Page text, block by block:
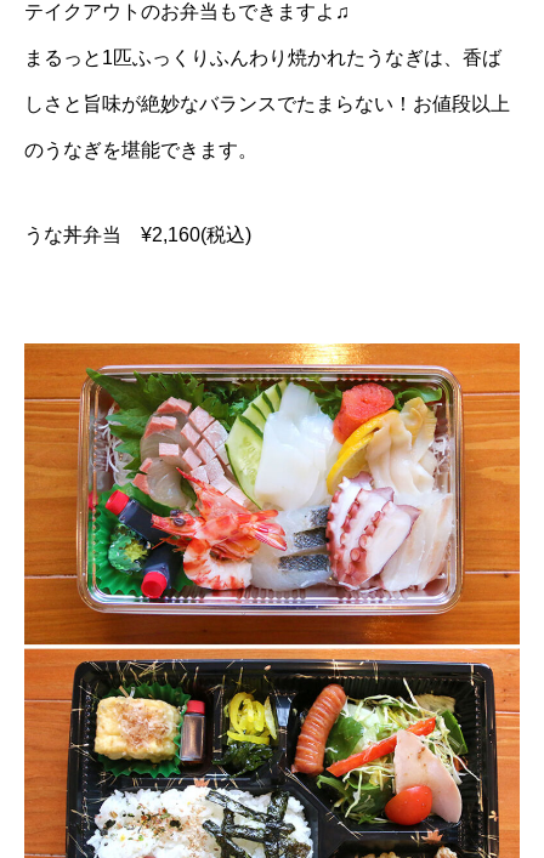
テイクアウトのお弁当もできますよ♫
まるっと1匹ふっくりふんわり焼かれたうなぎは、香ば
しさと旨味が絶妙なバランスでたまらない！お値段以上
のうなぎを堪能できます。
うな丼弁当 ¥2,160(税込)